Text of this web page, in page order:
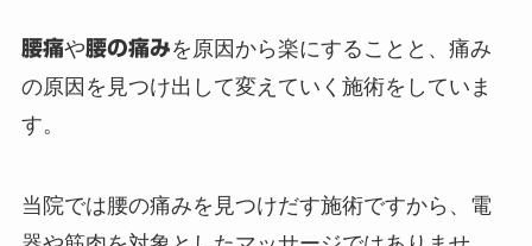
腰痛や腰の痛みを原因から楽にすることと、痛み
の原因を見つけ出して変えていく施術をしていま
す。
当院では腰の痛みを見つけだす施術ですから、電